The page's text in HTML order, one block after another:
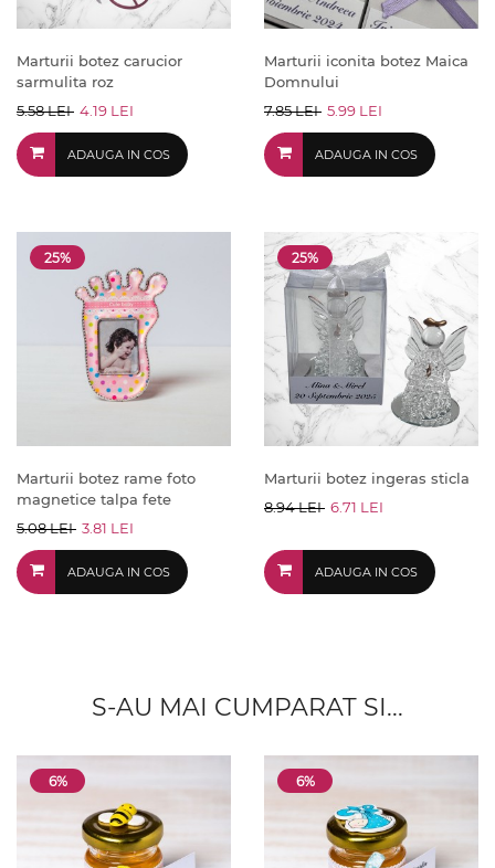
Marturii botez carucior
sarmulita roz
5.58 LEI 4.19 LEI
ADAUGA IN COS
Marturii iconita botez Maica
Domnului
7.85 LEI 5.99 LEI
ADAUGA IN COS
25%
Marturii botez rame foto
magnetice talpa fete
5.08 LEI 3.81 LEI
ADAUGA IN COS
25%
Marturii botez ingeras sticla
8.94 LEI 6.71 LEI
ADAUGA IN COS
S-AU MAI CUMPARAT SI...
6% 6%